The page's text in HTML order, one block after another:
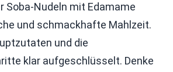
Soba-Nudeln mit Edamame
und schmackhafte Mahlzeit.
und die
klar aufgeschlüsselt. Denke